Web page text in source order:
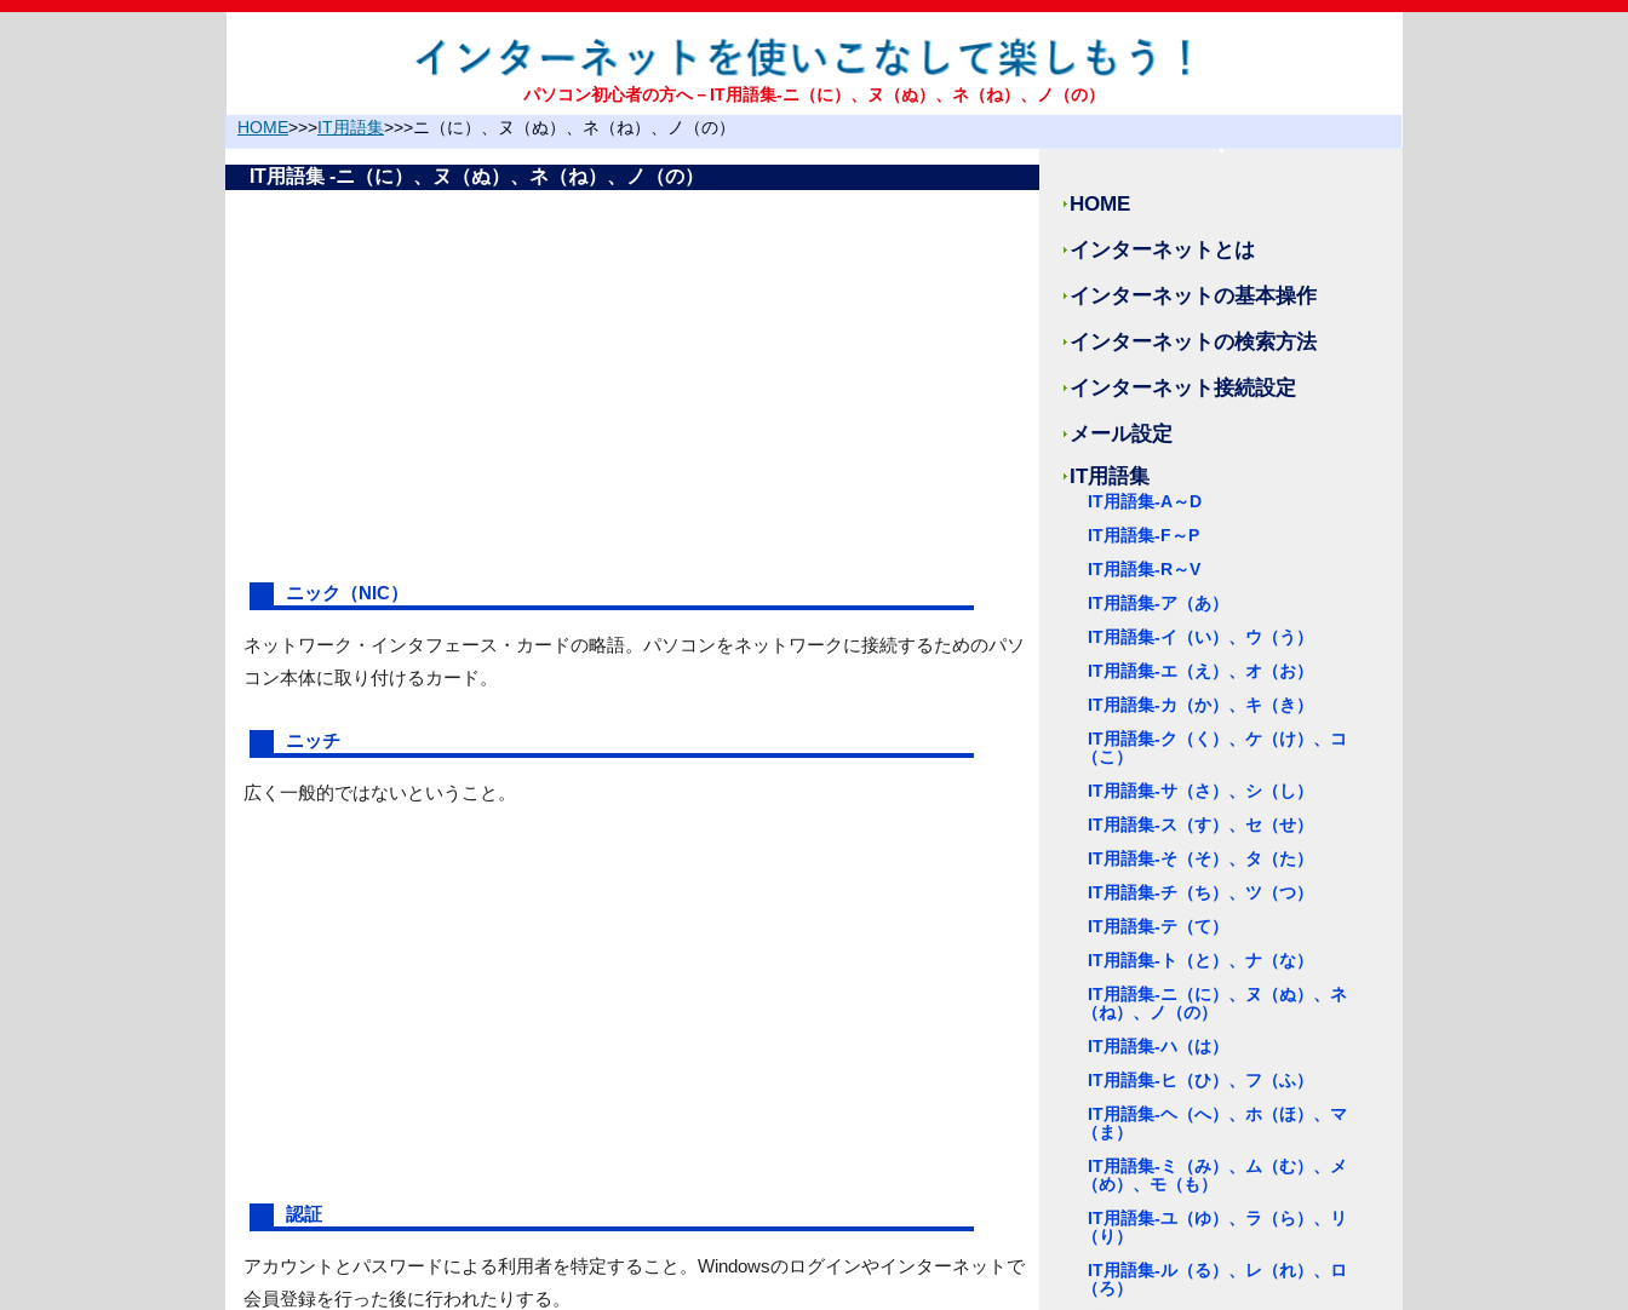
パソコン初心者の方へ－IT用語集-ニ（に）、ヌ（ぬ）、ネ（ね）、ノ（の）
HOME>>>IT用語集>>>ニ（に）、ヌ（ぬ）、ネ（ね）、ノ（の）
IT用語集 -ニ（に）、ヌ（ぬ）、ネ（ね）、ノ（の）
ニック（NIC）
ネットワーク・インタフェース・カードの略語。パソコンをネットワークに接続するためのパソ
コン本体に取り付けるカード。
ニッチ
広く一般的ではないということ。
認証
アカウントとパスワードによる利用者を特定すること。Windowsのログインやインターネットで
会員登録を行った後に行われたりする。
HOME
インターネットとは
インターネットの基本操作
インターネットの検索方法
インターネット接続設定
メール設定
IT用語集
IT用語集-A～D
IT用語集-F～P
IT用語集-R～V
IT用語集-ア（あ）
IT用語集-イ（い）、ウ（う）
IT用語集-エ（え）、オ（お）
IT用語集-カ（か）、キ（き）
IT用語集-ク（く）、ケ（け）、コ
（こ）
IT用語集-サ（さ）、シ（し）
IT用語集-ス（す）、セ（せ）
IT用語集-そ（そ）、タ（た）
IT用語集-チ（ち）、ツ（つ）
IT用語集-テ（て）
IT用語集-ト（と）、ナ（な）
IT用語集-ニ（に）、ヌ（ぬ）、ネ
（ね）、ノ（の）
IT用語集-ハ（は）
IT用語集-ヒ（ひ）、フ（ふ）
IT用語集-ヘ（へ）、ホ（ほ）、マ
（ま）
IT用語集-ミ（み）、ム（む）、メ
（め）、モ（も）
IT用語集-ユ（ゆ）、ラ（ら）、リ
（り）
IT用語集-ル（る）、レ（れ）、ロ
（ろ）